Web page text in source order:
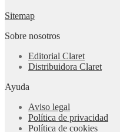
Sitemap
Sobre nosotros
Editorial Claret
Distribuidora Claret
Ayuda
Aviso legal
Política de privacidad
Política de cookies